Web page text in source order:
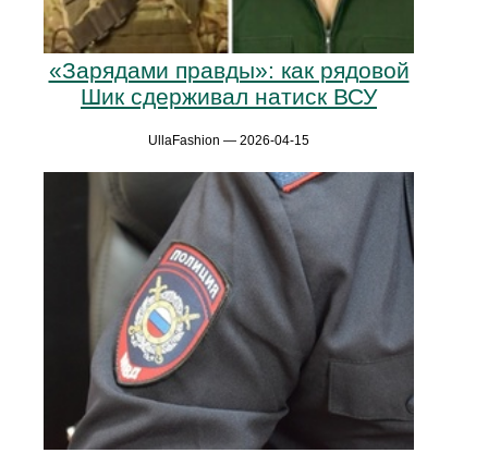
«Зарядами правды»: как рядовой
Шик сдерживал натиск ВСУ
UllaFashion — 2026-04-15